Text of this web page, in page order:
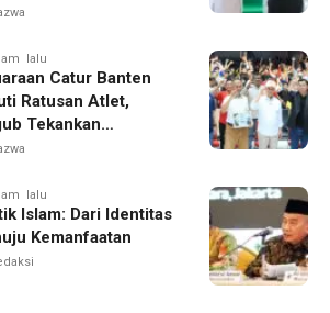
lalu
Catur Banten
Ratusan Atlet,
Tekankan
Dini
lalu
Islam: Dari Identitas
Kemanfaatan